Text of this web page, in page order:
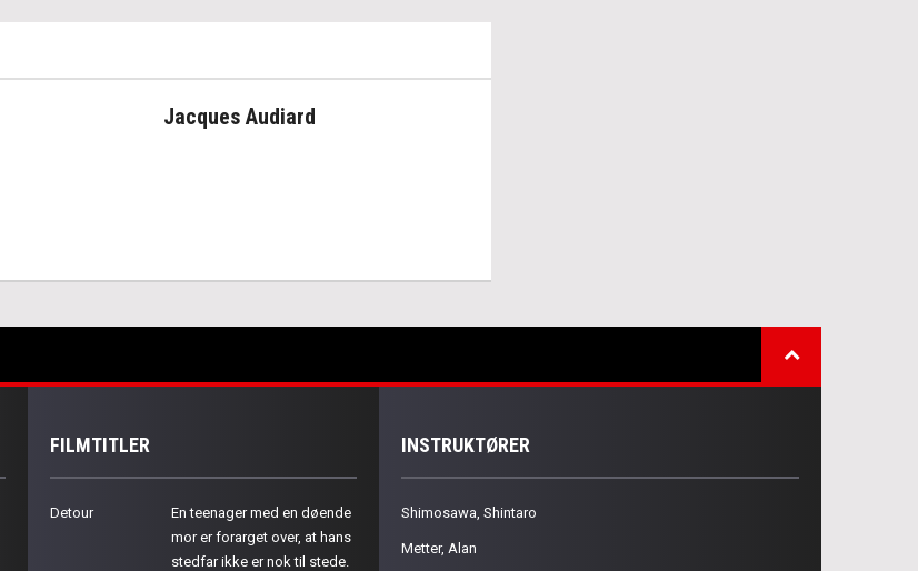
Jacques Audiard
FILMTITLER
Detour
En teenager med en døende
mor er forarget over, at hans
stedfar ikke er nok til stede.
INSTRUKTØRER
Shimosawa, Shintaro
Metter, Alan